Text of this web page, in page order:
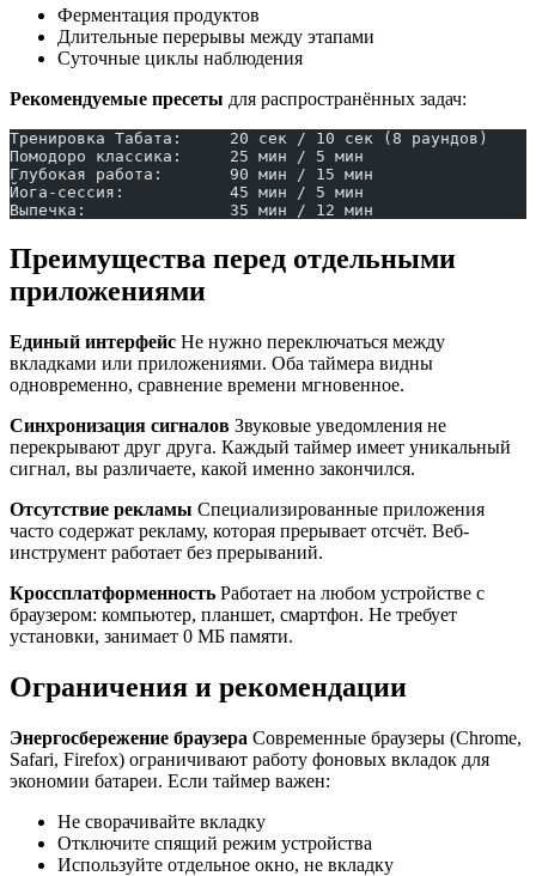
Ферментация продуктов
Длительные перерывы между этапами
Суточные циклы наблюдения
Рекомендуемые пресеты для распространённых задач:
Тренировка Табата:     20 сек / 10 сек (8 раундов)
Помодоро классика:     25 мин / 5 мин
Глубокая работа:       90 мин / 15 мин
Йога-сессия:           45 мин / 5 мин
Выпечка:               35 мин / 12 мин
Преимущества перед отдельными
приложениями
Единый интерфейс Не нужно переключаться между
вкладками или приложениями. Оба таймера видны
одновременно, сравнение времени мгновенное.
Синхронизация сигналов Звуковые уведомления не
перекрывают друг друга. Каждый таймер имеет уникальный
сигнал, вы различаете, какой именно закончился.
Отсутствие рекламы Специализированные приложения
часто содержат рекламу, которая прерывает отсчёт. Веб-
инструмент работает без прерываний.
Кроссплатформенность Работает на любом устройстве с
браузером: компьютер, планшет, смартфон. Не требует
установки, занимает 0 МБ памяти.
Ограничения и рекомендации
Энергосбережение браузера Современные браузеры (Chrome,
Safari, Firefox) ограничивают работу фоновых вкладок для
экономии батареи. Если таймер важен:
Не сворачивайте вкладку
Отключите спящий режим устройства
Используйте отдельное окно, не вкладку